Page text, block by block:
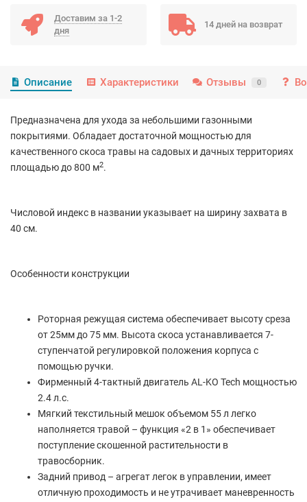
Доставим за 1-2
дня
14 дней на возврат
Описание Характеристики Отзывы 0
Предназначена для ухода за небольшими газонными
покрытиями. Обладает достаточной мощностью для
качественного скоса травы на садовых и дачных территориях
площадью до 800 м2.
Числовой индекс в названии указывает на ширину захвата в
40 см.
Особенности конструкции
Роторная режущая система обеспечивает высоту среза
от 25мм до 75 мм. Высота скоса устанавливается 7-
ступенчатой регулировкой положения корпуса с
помощью ручки.
Фирменный 4-тактный двигатель AL-KO Tech мощностью
2.4 л.с.
Мягкий текстильный мешок объемом 55 л легко
наполняется травой – функция «2 в 1» обеспечивает
поступление скошенной растительности в
травосборник.
Задний привод – агрегат легок в управлении, имеет
отличную проходимость и не утрачивает маневренность